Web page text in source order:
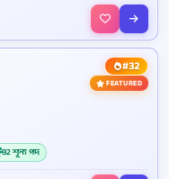
#32
FEATURED
92 শূন্য পদ